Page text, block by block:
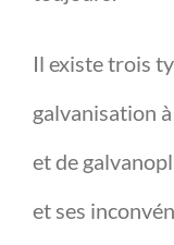
Il existe trois
galvanisation
et de
et ses